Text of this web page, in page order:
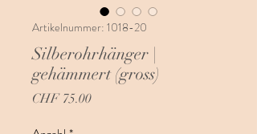
Artikelnummer: 1018-20
Silberohrhänger |
gehämmert (gross)
CHF 75.00Preis